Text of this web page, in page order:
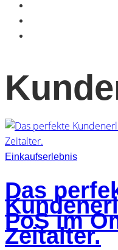
Einkaufserlebnis
Das
PoS im
Zeitalter.